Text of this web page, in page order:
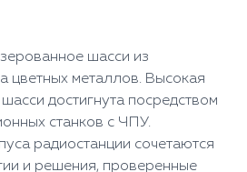
шасси из
цветных металлов. Высокая
достигнута посредством
станков с ЧПУ.
радиостанции сочетаются
и решения, проверенные